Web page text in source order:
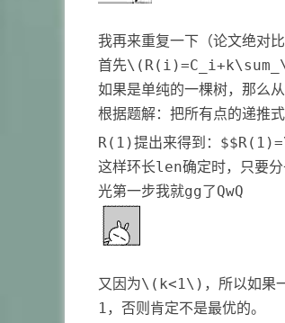
我再来重复一下（论文绝对比
首先
如果是单纯的一棵树，那么
根据题解：把所有点的递推
R(1)提出来得到：
这样环长len确定时，只要分
光第一步我就gg了QwQ
又因为\(k<1\) ，所以如果
1，否则肯定不是最优的。